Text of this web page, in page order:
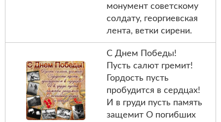
монумент советскому
солдату, георгиевская
лента, ветки сирени.
С Днем Победы!
Пусть салют гремит!
Гордость пусть
пробудится в сердцах!
И в груди пусть память
защемит О погибших